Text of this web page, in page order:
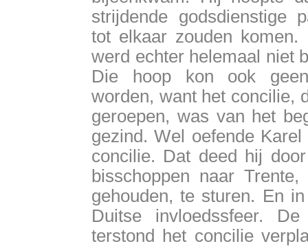
strijdende godsdienstige
tot elkaar zouden komen.
werd echter helemaal niet
Die hoop kon ook
worden, want het concilie,
geroepen, was van het
gezind. Wel oefende
concilie. Dat deed hij
bisschoppen naar
gehouden, te sturen. En
Duitse invloedssfeer.
terstond het concilie